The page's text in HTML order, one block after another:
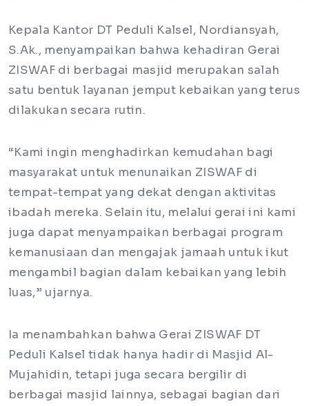
Kepala Kantor DT Peduli Kalsel, Nordiansyah,
S.Ak., menyampaikan bahwa kehadiran Gerai
ZISWAF di berbagai masjid merupakan salah
satu bentuk layanan jemput kebaikan yang terus
dilakukan secara rutin.
“Kami ingin menghadirkan kemudahan bagi
masyarakat untuk menunaikan ZISWAF di
tempat-tempat yang dekat dengan aktivitas
ibadah mereka. Selain itu, melalui gerai ini kami
juga dapat menyampaikan berbagai program
kemanusiaan dan mengajak jamaah untuk ikut
mengambil bagian dalam kebaikan yang lebih
luas,” ujarnya.
Ia menambahkan bahwa Gerai ZISWAF DT
Peduli Kalsel tidak hanya hadir di Masjid Al-
Mujahidin, tetapi juga secara bergilir di
berbagai masjid lainnya, sebagai bagian dari